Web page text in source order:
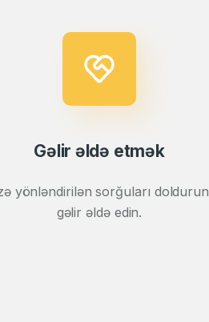
Gəlir əldə etmək
yönləndirilən sorğuları
gəlir əldə edin.